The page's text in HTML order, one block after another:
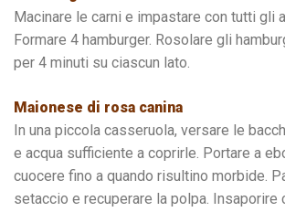
Macinare le carni e impastare con tutti gli
Formare 4 hamburger. Rosolare gli
per 4 minuti su ciascun lato.
Maionese di rosa canina
In una piccola casseruola, versare le
e acqua sufficiente a coprirle. Portare a
cuocere fino a quando risultino morbide.
setaccio e recuperare la polpa. Insaporire